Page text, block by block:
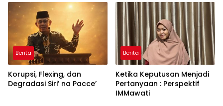
Ancaman Kleptokrasi
Berita
Korupsi, Flexing, dan
Degradasi Siri’ na Pacce’
Berita
Ketika Keputusan Menjadi
Pertanyaan : Perspektif
IMMawati